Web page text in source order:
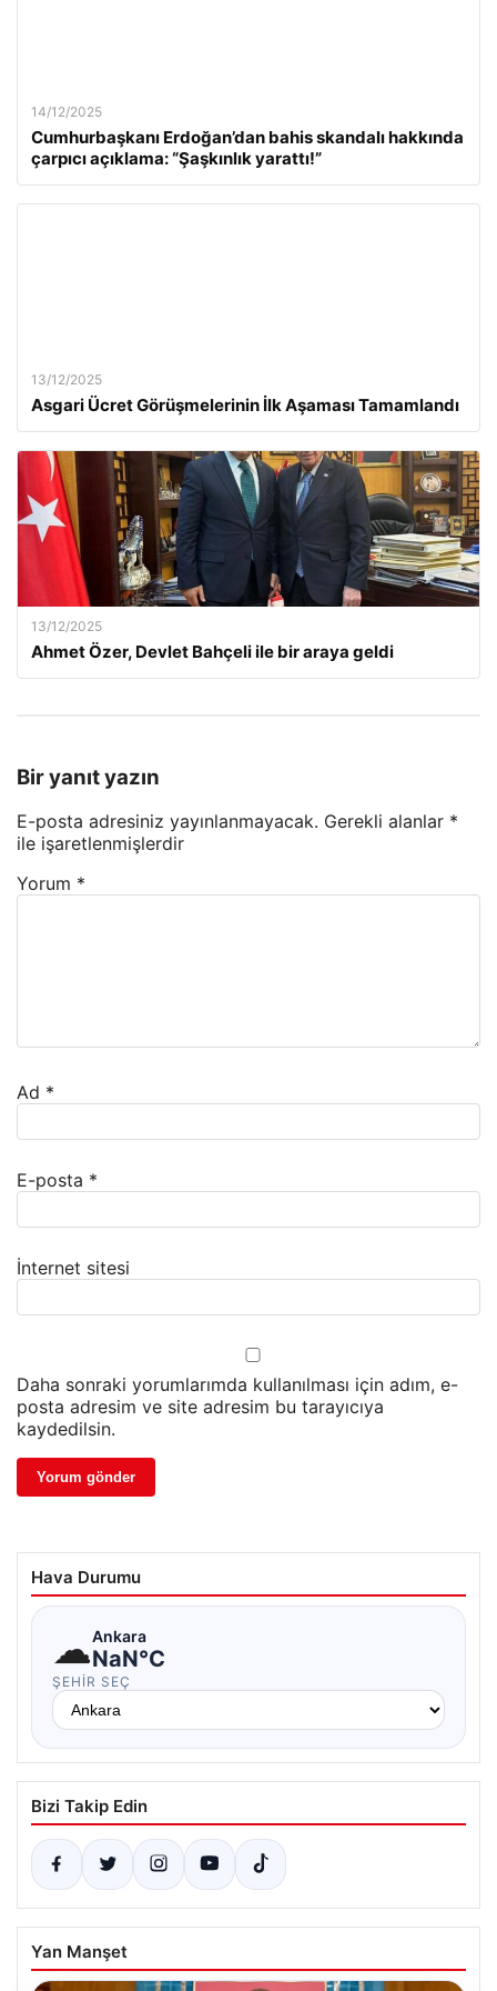
14/12/2025
Cumhurbaşkanı Erdoğan’dan bahis skandalı hakkında
çarpıcı açıklama: “Şaşkınlık yarattı!”
13/12/2025
Asgari Ücret Görüşmelerinin İlk Aşaması Tamamlandı
13/12/2025
Ahmet Özer, Devlet Bahçeli ile bir araya geldi
Bir yanıt yazın
E-posta adresiniz yayınlanmayacak. Gerekli alanlar *
ile işaretlenmişlerdir
Yorum *
Ad *
E-posta *
İnternet sitesi
Daha sonraki yorumlarımda kullanılması için adım, e-
posta adresim ve site adresim bu tarayıcıya
kaydedilsin.
Hava Durumu
☁Ankara
NaN°C
ŞEHIR SEÇ
Bizi Takip Edin
Yan Manşet